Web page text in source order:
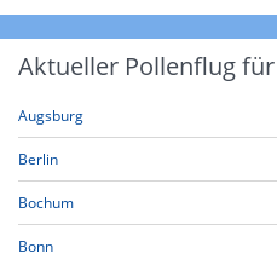
Aktueller Pollenflug
Augsburg
Berlin
Bochum
Bonn